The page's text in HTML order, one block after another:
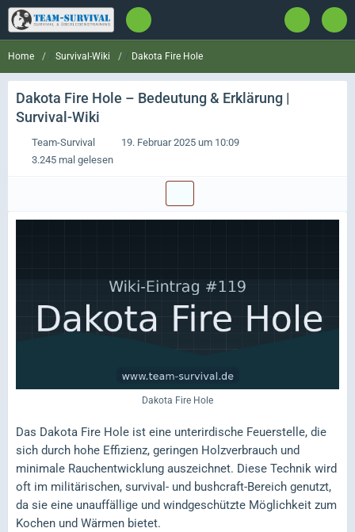
Home Survival-Wiki Dakota Fire Hole
Dakota Fire Hole – Bedeutung & Erklärung |
Survival-Wiki
Team-Survival
19. Februar 2025 um 10:09
3.245 mal gelesen
Dakota Fire Hole
Das Dakota Fire Hole ist eine unterirdische Feuerstelle, die
sich durch hohe Effizienz, geringen Holzverbrauch und
minimale Rauchentwicklung auszeichnet. Diese Technik wird
oft im militärischen, survival- und bushcraft-Bereich genutzt,
da sie eine unauffällige und windgeschützte Möglichkeit zum
Kochen und Wärmen bietet.